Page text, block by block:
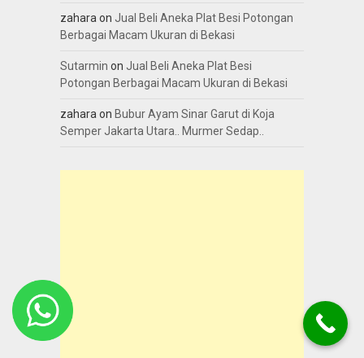
zahara on Jual Beli Aneka Plat Besi Potongan
Berbagai Macam Ukuran di Bekasi
Sutarmin on Jual Beli Aneka Plat Besi
Potongan Berbagai Macam Ukuran di Bekasi
zahara on Bubur Ayam Sinar Garut di Koja
Semper Jakarta Utara.. Murmer Sedap..